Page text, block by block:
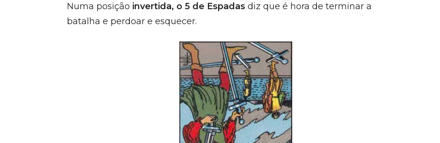
Numa posição invertida, o 5 de Espadas diz que é hora de terminar a
batalha e perdoar e esquecer.